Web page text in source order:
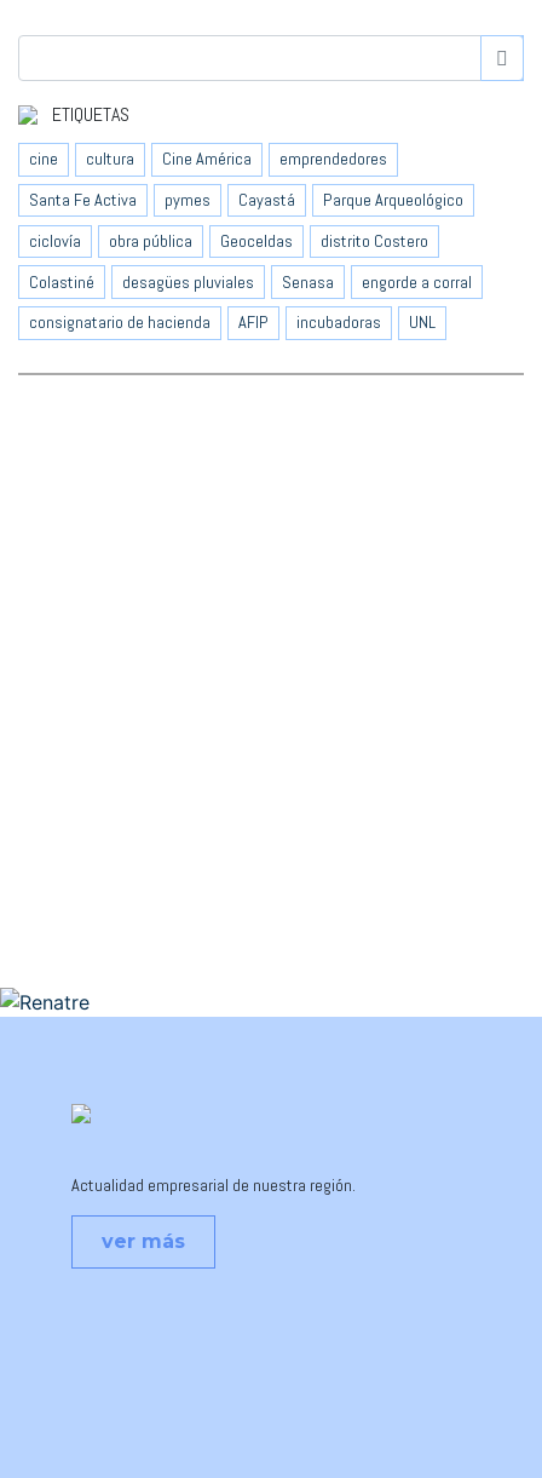
ETIQUETAS
cine cultura Cine América
emprendedores
Santa Fe Activa
pymes Cayastá
Parque Arqueológico
ciclovía
obra pública Geoceldas
distrito Costero
Colastiné
desagües pluviales Senasa
engorde a corral
consignatario de hacienda
AFIP incubadoras UNL
Actualidad empresarial de nuestra región.
ver más